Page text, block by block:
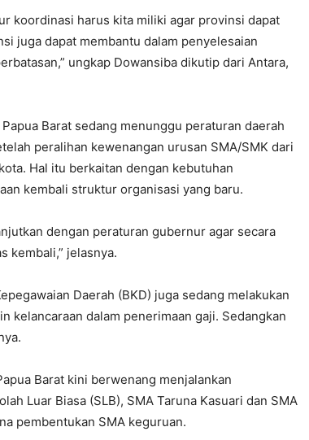
koordinasi harus kita miliki agar provinsi dapat
juga dapat membantu dalam penyelesaian
ungkap Dowansiba dikutip dari Antara,
Barat sedang menunggu peraturan daerah
peralihan kewenangan urusan SMA/SMK dari
Hal itu berkaitan dengan kebutuhan
kembali struktur organisasi yang baru.
dengan peraturan gubernur agar secara
kembali,” jelasnya.
Daerah (BKD) juga sedang melakukan
kelancaraan dalam penerimaan gaji. Sedangkan
Barat kini berwenang menjalankan
Luar Biasa (SLB), SMA Taruna Kasuari dan SMA
pembentukan SMA keguruan.